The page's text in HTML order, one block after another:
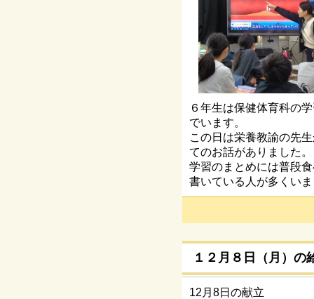
６年生は保健体育科の
でいます。
この日は栄養教諭の先
てのお話がありました。
学習のまとめには普段
書いている人が多くい
１２月８日（月）の
12月8日の献立